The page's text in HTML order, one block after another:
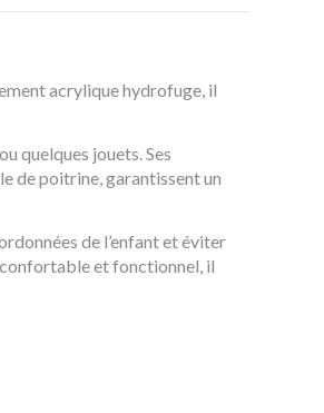
acrylique hydrofuge, il
quelques jouets. Ses
de poitrine, garantissent un
de l’enfant et éviter
confortable et fonctionnel, il